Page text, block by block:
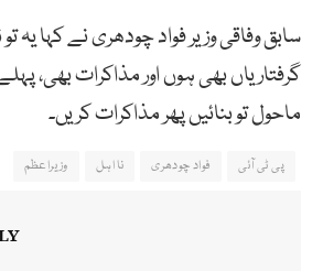
سابق وفاقی وزیر فواد چودھری نے کہا یہ
گرفتاریاں بھی ہوں اور مذاکرات بھی،
ماحول تو بنائیں پھر مذاکرات کریں۔
پی ٹی آئی فواد چودھری نا اہل وزیراعظم